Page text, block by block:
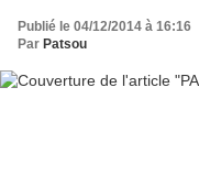
Publié le 04/12/2014 à 16:16
Par Patsou